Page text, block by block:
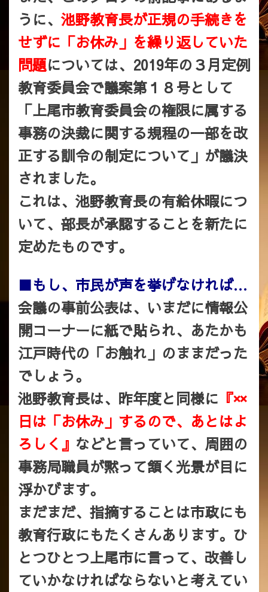
うに、池野教育長が正規の手続きを
せずに「お休み」を繰り返していた
問題については、2019年の３月定例
教育委員会で議案第１８号として
「上尾市教育委員会の権限に属する
事務の決裁に関する規程の一部を改
正する訓令の制定について」が議決
されました。
これは、池野教育長の有給休暇につ
いて、部長が承認することを新たに
定めたものです。
■もし、市民が声を挙げなければ…
会議の事前公表は、いまだに情報公
開コーナーに紙で貼られ、あたかも
江戸時代の「お触れ」のままだった
でしょう。
池野教育長は、昨年度と同様に 『××
日は「お休み」するので、あとはよ
ろしく』 などと言っていて、周囲の
事務局職員が黙って頷く光景が目に
浮かびます。
まだまだ、指摘することは市政にも
教育行政にもたくさんあります。ひ
とつひとつ上尾市に言って、改善し
ていかなければならないと考えてい